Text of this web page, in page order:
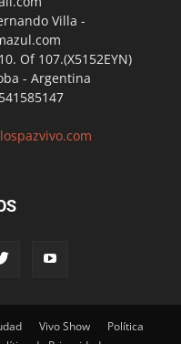
Villa -
Of 107.(X5152EYN)
- Argentina
Vivo Show
Política